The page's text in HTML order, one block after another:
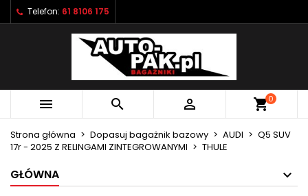
Telefon: 61 8106 175
   shopping_cart0
Strona główna Dopasuj bagażnik bazowy AUDI
Q5 SUV
17r - 2025 Z RELINGAMI ZINTEGROWANYMI
THULE
GŁÓWNA
Moje listy życzeń ×
Utwórz nową listę
((modalTitle)) ×
((confirmMessage))
((cancelText)) ((modalDeleteText))
Utwórz listę życzeń ×
Nazwa listy życzeń
Anuluj Utwórz listę życzeń
Zaloguj się ×
Musisz być zalogowany by zapisać produkty na
swojej liście życzeń.
Anuluj Zaloguj się